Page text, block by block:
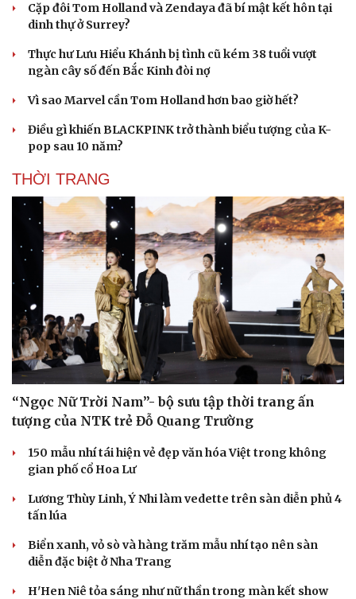
Tư vấn
check-in
Câu chuyện thời sự
Cửa sổ tình yêu
Kể chuyện cho bé
Cặp đôi Tom Holland và Zendaya đã bí mật kết hôn tại
dinh thự ở Surrey?
Thực hư Lưu Hiểu Khánh bị tình cũ kém 38 tuổi vượt
ngàn cây số đến Bắc Kinh đòi nợ
Vì sao Marvel cần Tom Holland hơn bao giờ hết?
Điều gì khiến BLACKPINK trở thành biểu tượng của K-
pop sau 10 năm?
THỜI TRANG
“Ngọc Nữ Trời Nam”- bộ sưu tập thời trang ấn
tượng của NTK trẻ Đỗ Quang Trường
150 mẫu nhí tái hiện vẻ đẹp văn hóa Việt trong không
gian phố cổ Hoa Lư
Lương Thùy Linh, Ý Nhi làm vedette trên sàn diễn phủ 4
tấn lúa
Biển xanh, vỏ sò và hàng trăm mẫu nhí tạo nên sàn
diễn đặc biệt ở Nha Trang
H'Hen Niê tỏa sáng như nữ thần trong màn kết show